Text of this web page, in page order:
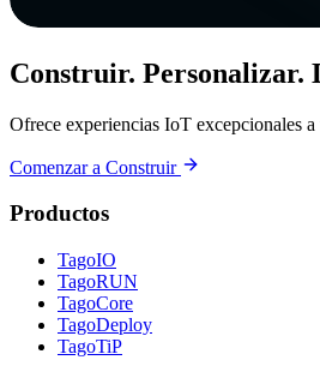
Construir. Personalizar.
Ofrece experiencias IoT excepcionales
Comenzar a Construir
Productos
TagoIO
TagoRUN
TagoCore
TagoDeploy
TagoTiP